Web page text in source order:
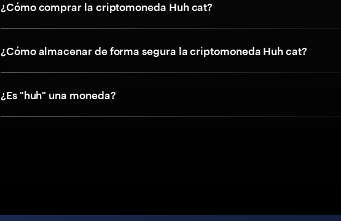
¿Cómo comprar la criptomoneda Huh cat?
¿Cómo almacenar de forma segura la criptomoneda Huh cat?
¿Es "huh" una moneda?